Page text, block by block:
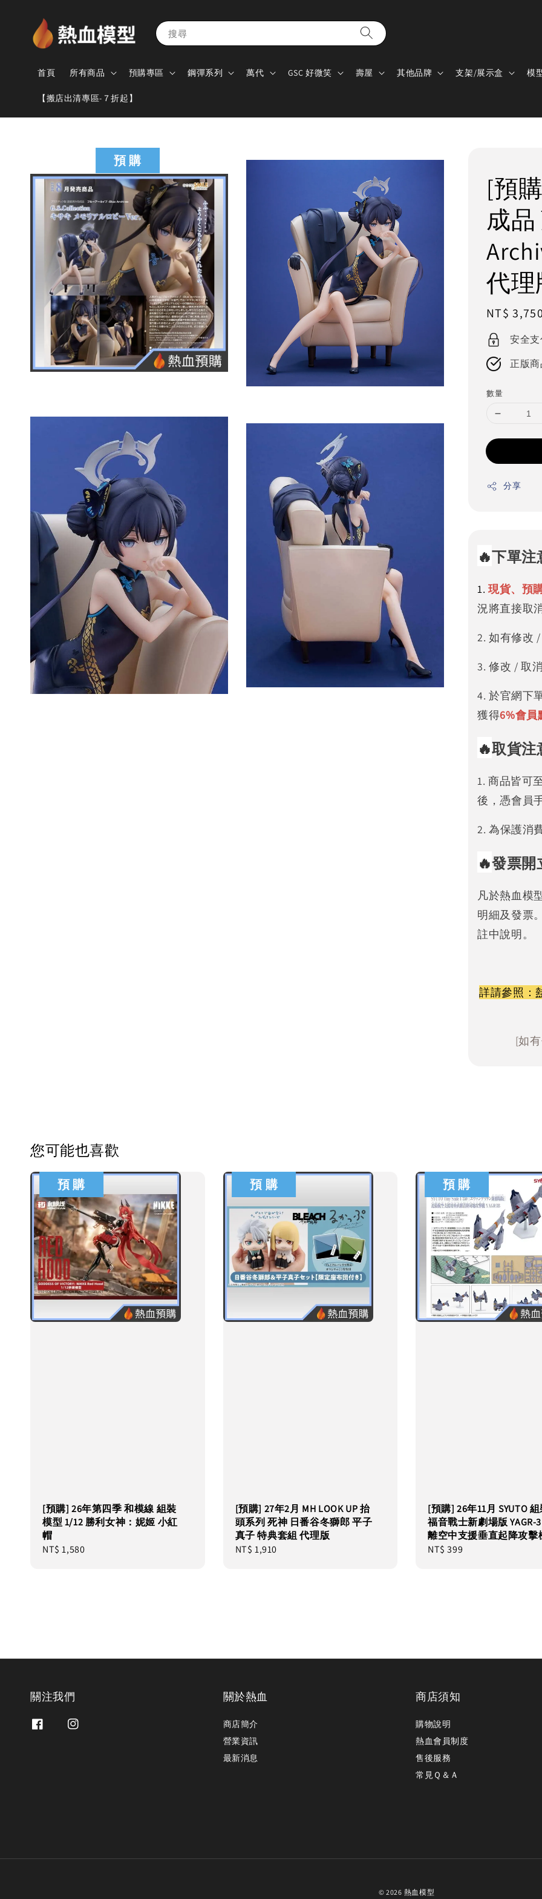
搜尋
首頁 所有商品 預購專區 鋼彈系列 萬代 GSC 好微笑 壽屋 其他品牌 支架/展示盒 模
【搬店出清專區-７折起】
預 購
[預
成
代理
Regular
price
NT$
安全
正版
數量
分享
🔥下單注
1. 現貨、預
況將直接取
2. 如有修改
3. 修改 / 取
4. 於官網下
獲得6%會員
🔥取貨注
1. 商品皆可
後，憑會員
2. 為保護消
🔥發票開
凡於熱血模
明細及發票
註中說明。
詳請參照：
[如
您可能也喜歡
預 購
[預購] 26年第四季 和模線 組裝
模型 1/12 勝利女神：妮姬 小紅
帽
Regular
NT$ 1,580
預 購
[預購] 27年2月 MH LOOK UP 抬
頭系列 死神 日番谷冬獅郎 平子
真子 特典套組 代理版
Regular
NT$ 1,910
預 購
[預購] 26年11月 SYUTO
福音戰士新劇場版 YAGR-
離空中支援垂直起降攻擊
Regular
NT$ 399
關注我們 關於熱血
商店簡介
營業資訊
最新消息
商店須知
購物說明
熱血會員制度
售後服務
常見Ｑ＆Ａ
© 2026 熱血模型